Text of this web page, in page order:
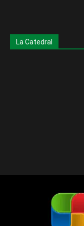
La Catedral